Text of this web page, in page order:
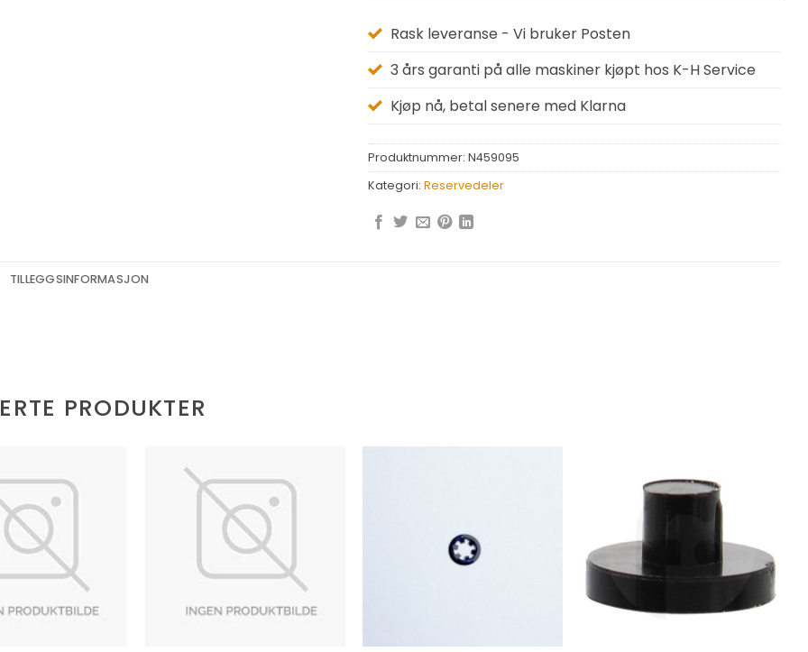
Rask leveranse - Vi bruker Posten
3 års garanti på alle maskiner kjøpt hos K-H Service
Kjøp nå, betal senere med Klarna
Produktnummer: N459095
Kategori: Reservedeler
TILLEGGSINFORMASJON
PRODUKTER